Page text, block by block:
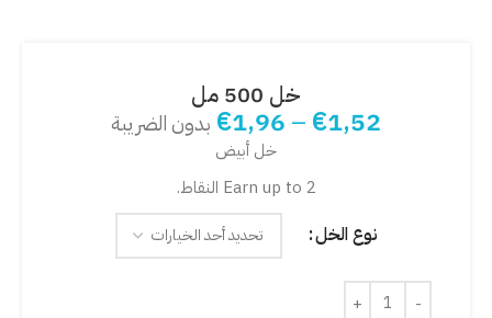
خل 500 مل
€1,52
–
€1,96 بدون الضريبة
خل أبيض
Earn up to 2 النقاط.
نوع الخل